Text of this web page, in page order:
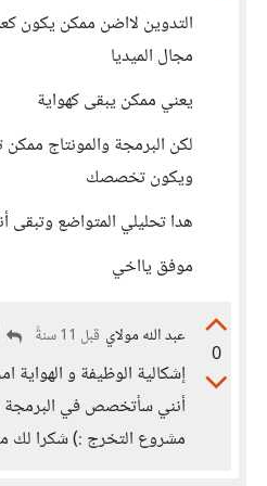
التدوين لااضن ممكن يكون
مجال الميديا
يعني ممكن يبقى كهواية
لكن البرمجة والمونتاج
ويكون تخصصك
هدا تحليلي المتواضع وتبقى
موفق يااخي
0
عبد الله مولاي قبل 11 سنةً
إشكالية الوظيفة و الهواية
أنني سأتخصص في البرمجة
مشروع التخرج :) شكرا لك